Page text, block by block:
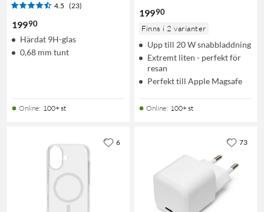
4.5 (23)
19990
Härdat 9H-glas
0,68 mm tunt
Online: 100+ st
19990
Finns i 2 varianter
Upp till 20 W snabbladdning
Extremt liten - perfekt för
resan
Perfekt till Apple Magsafe
Online: 100+ st
6 73